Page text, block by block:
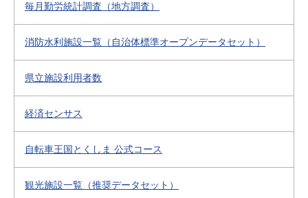
毎月勤労統計調査（地方調査）
消防水利施設一覧（自治体標準オープンデータセット）
県立施設利用者数
経済センサス
自転車王国とくしま 公式コース
観光施設一覧（推奨データセット）